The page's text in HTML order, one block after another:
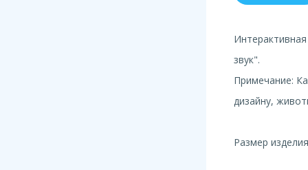
звук".
Примечание:
дизайну,
Размер